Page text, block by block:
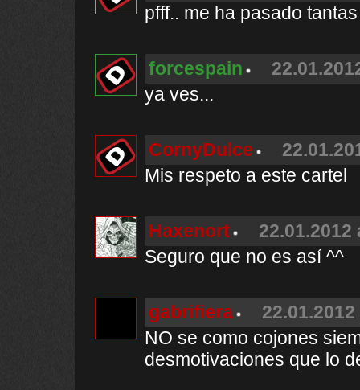
pfff.. me ha pasado
forcespain
ya ves...
CornyDulce
Mis respeto a este cartel
Haxenort
22.01.2012
Seguro que no es así ^^
gabrifiera
NO se como cojones
desmotivaciones que lo